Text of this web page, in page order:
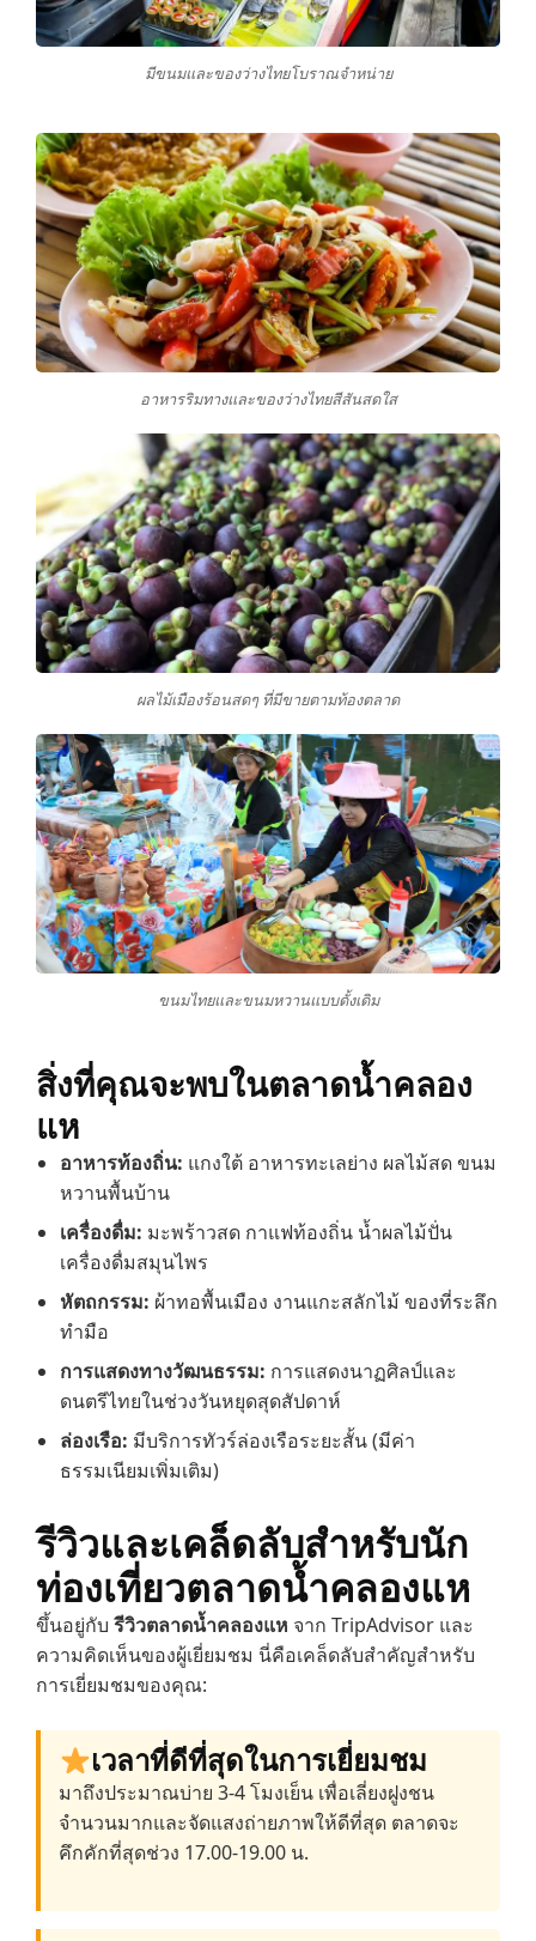
มีขนมและของว่างไทยโบราณจำหน่าย
อาหารริมทางและของว่างไทยสีสันสดใส
ผลไม้เมืองร้อนสดๆ ที่มีขายตามท้องตลาด
ขนมไทยและขนมหวานแบบดั้งเดิม
สิ่งที่คุณจะพบในตลาดน้ำคลอง
แห
อาหารท้องถิ่น: แกงใต้ อาหารทะเลย่าง ผลไม้สด ขนม
หวานพื้นบ้าน
เครื่องดื่ม: มะพร้าวสด กาแฟท้องถิ่น น้ำผลไม้ปั่น
เครื่องดื่มสมุนไพร
หัตถกรรม: ผ้าทอพื้นเมือง งานแกะสลักไม้ ของที่ระลึก
ทำมือ
การแสดงทางวัฒนธรรม: การแสดงนาฏศิลป์และ
ดนตรีไทยในช่วงวันหยุดสุดสัปดาห์
ล่องเรือ: มีบริการทัวร์ล่องเรือระยะสั้น (มีค่า
ธรรมเนียมเพิ่มเติม)
รีวิวและเคล็ดลับสำหรับนัก
ท่องเที่ยวตลาดน้ำคลองแห
ขึ้นอยู่กับ รีวิวตลาดน้ำคลองแห จาก TripAdvisor และ
ความคิดเห็นของผู้เยี่ยมชม นี่คือเคล็ดลับสำคัญสำหรับ
การเยี่ยมชมของคุณ:
เวลาที่ดีที่สุดในการเยี่ยมชม
มาถึงประมาณบ่าย 3-4 โมงเย็น เพื่อเลี่ยงฝูงชน
จำนวนมากและจัดแสงถ่ายภาพให้ดีที่สุด ตลาดจะ
คึกคักที่สุดช่วง 17.00-19.00 น.